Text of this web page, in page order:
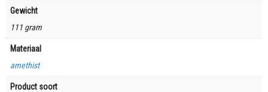
Gewicht
111 gram
Materiaal
amethist
Product soort